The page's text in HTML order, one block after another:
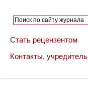
Стать рецензентом
Контакты,